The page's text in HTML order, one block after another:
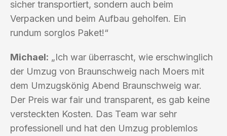
sicher transportiert, sondern auch beim
Verpacken und beim Aufbau geholfen. Ein
rundum sorglos Paket!“
Michael: „Ich war überrascht, wie erschwinglich
der Umzug von Braunschweig nach Moers mit
dem Umzugskönig Abend Braunschweig war.
Der Preis war fair und transparent, es gab keine
versteckten Kosten. Das Team war sehr
professionell und hat den Umzug problemlos